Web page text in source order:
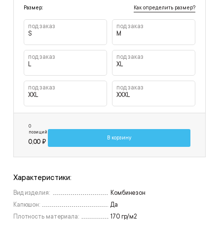
Размер: Как определить размер?
под заказ
S
под заказ
M
под заказ
L
под заказ
XL
под заказ
XXL
под заказ
XXXL
0
позиций
0,00 ₽
В корзину
Характеристики:
Вид изделия:
Комбинезон
Капюшон:
Да
Плотность материала:
170 гр/м2